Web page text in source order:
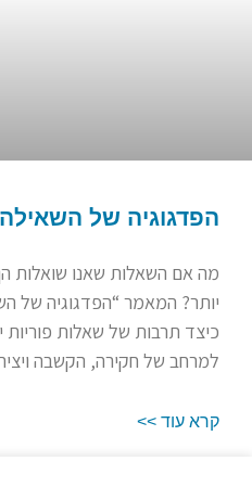
הפדגוגיה של השאילה
מה אם השאלות שאנו שואלות הן
יותר? המאמר “הפדגוגיה של
כיצד תרבות של שאלות פוריות
למרחב של חקירה, הקשבה ויצירת
קרא עוד >>